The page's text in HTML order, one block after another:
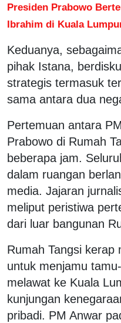
Presiden Prabowo
Ibrahim di Kuala
Keduanya,
pihak Istana,
strategis termasuk
sama antara dua
Pertemuan antara
Prabowo di Rumah
beberapa jam.
dalam ruangan
media. Jajaran
meliput peristiwa
dari luar bangunan
Rumah Tangsi kerap
untuk menjamu
melawat ke Kuala
kunjungan
pribadi. PM Anwar